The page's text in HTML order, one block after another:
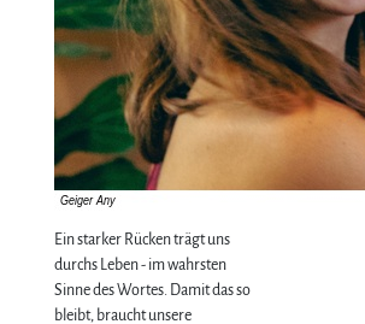
Ein starker Rücken trägt uns
durchs Leben - im wahrsten
Sinne des Wortes. Damit das so
bleibt, braucht unsere